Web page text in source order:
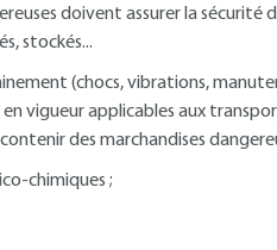
doivent assurer la sécurité
stockés...
(chocs, vibrations,
vigueur applicables aux
des marchandises
chimiques ;